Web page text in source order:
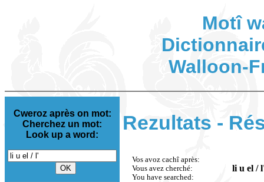
Motî
Walloon-
Cweroz après on mot:
Cherchez un mot:
Look up a word:
Rezultats -
Vos avoz cachî après:
Vous avez cherché:
You have searched:
li u el /